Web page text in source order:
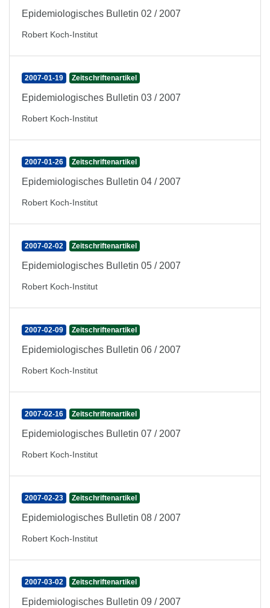
Epidemiologisches Bulletin 02 / 2007
Robert Koch-Institut
2007-01-19 Zeitschriftenartikel
Epidemiologisches Bulletin 03 / 2007
Robert Koch-Institut
2007-01-26 Zeitschriftenartikel
Epidemiologisches Bulletin 04 / 2007
Robert Koch-Institut
2007-02-02 Zeitschriftenartikel
Epidemiologisches Bulletin 05 / 2007
Robert Koch-Institut
2007-02-09 Zeitschriftenartikel
Epidemiologisches Bulletin 06 / 2007
Robert Koch-Institut
2007-02-16 Zeitschriftenartikel
Epidemiologisches Bulletin 07 / 2007
Robert Koch-Institut
2007-02-23 Zeitschriftenartikel
Epidemiologisches Bulletin 08 / 2007
Robert Koch-Institut
2007-03-02 Zeitschriftenartikel
Epidemiologisches Bulletin 09 / 2007